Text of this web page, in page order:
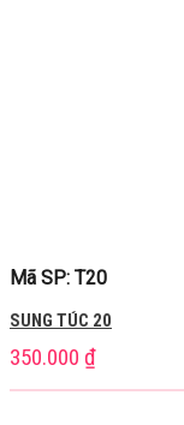
Mã SP: T20
SUNG TÚC 20
350.000 ₫